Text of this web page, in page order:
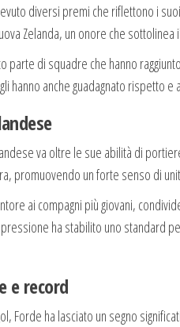
diversi premi che riflettono i
Zelanda, un onore che
di squadre che hanno
hanno anche guadagnato rispetto
va oltre le sue abilità di
promuovendo un forte senso di
ai compagni più giovani,
ha stabilito uno standard
e record
Forde ha lasciato un segno